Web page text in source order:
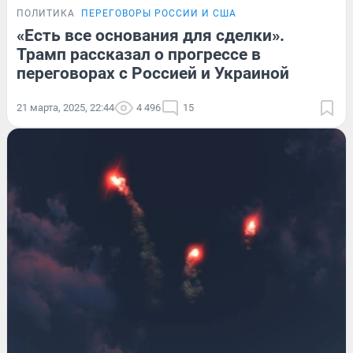
ПОЛИТИКА ПЕРЕГОВОРЫ РОССИИ И США
«Есть все основания для сделки».
Трамп рассказал о прогрессе в
переговорах с Россией и Украиной
21 марта, 2025, 22:44 4 496 15